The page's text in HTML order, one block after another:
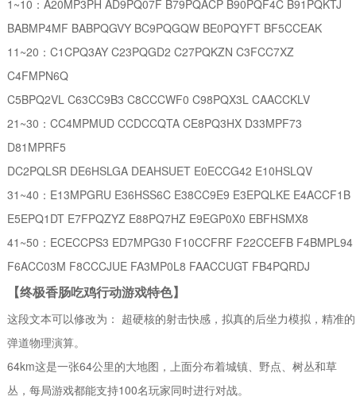
1~10：A20MP3PH AD9PQ07F B79PQACP B90PQF4C B91PQKTJ
BABMP4MF BABPQGVY BC9PQGQW BE0PQYFT BF5CCEAK
11~20：C1CPQ3AY C23PQGD2 C27PQKZN C3FCC7XZ
C4FMPN6Q
C5BPQ2VL C63CC9B3 C8CCCWF0 C98PQX3L CAACCKLV
21~30：CC4MPMUD CCDCCQTA CE8PQ3HX D33MPF73
D81MPRF5
DC2PQLSR DE6HSLGA DEAHSUET E0ECCG42 E10HSLQV
31~40：E13MPGRU E36HSS6C E38CC9E9 E3EPQLKE E4ACCF1B
E5EPQ1DT E7FPQZYZ E88PQ7HZ E9EGP0X0 EBFHSMX8
41~50：ECECCPS3 ED7MPG30 F10CCFRF F22CCEFB F4BMPL94
F6ACC03M F8CCCJUE FA3MP0L8 FAACCUGT FB4PQRDJ
【终极香肠吃鸡行动游戏特色】
这段文本可以修改为： 超硬核的射击快感，拟真的后坐力模拟，精准的
弹道物理演算。
64km这是一张64公里的大地图，上面分布着城镇、野点、树丛和草
丛，每局游戏都能支持100名玩家同时进行对战。